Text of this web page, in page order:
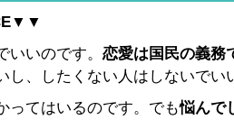
いいのです。恋愛は国民の義務
し、したくない人はしないでい
ってはいるのです。でも悩んで